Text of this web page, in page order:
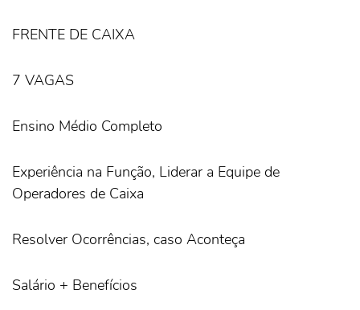
FRENTE DE CAIXA
7 VAGAS
Ensino Médio Completo
Experiência na Função, Liderar a Equipe de
Operadores de Caixa
Resolver Ocorrências, caso Aconteça
Salário + Benefícios